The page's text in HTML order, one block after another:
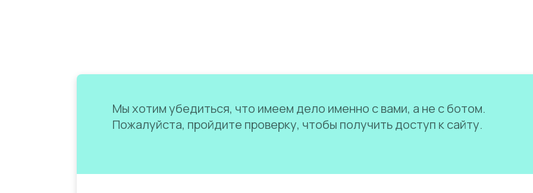
Мы хотим убедиться, что имеем дело именно с вами, а не с ботом.
Пожалуйста, пройдите проверку, чтобы получить доступ к сайту.